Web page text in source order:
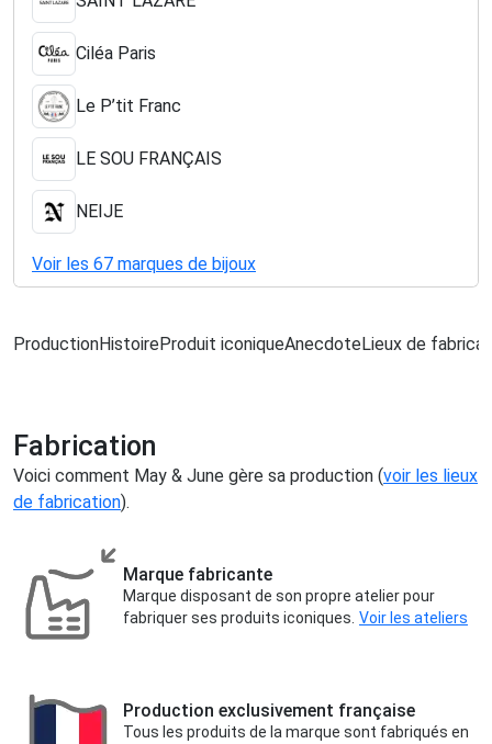
Ciléa Paris
Le P’tit Franc
LE SOU FRANÇAIS
NEIJE
Voir les 67 marques de bijoux
ProductionHistoireProduit iconiqueAnecdoteLieux de
Fabrication
Voici comment May & June gère sa production (voir les lieux
de fabrication).
Marque fabricante
Marque disposant de son propre atelier pour
fabriquer ses produits iconiques. Voir les ateliers
Production exclusivement française
Tous les produits de la marque sont fabriqués en